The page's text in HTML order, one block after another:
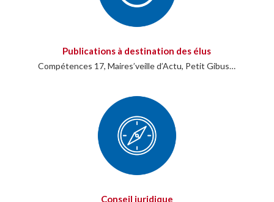
Publications à destination des élus
Compétences 17, Maires’veille d’Actu, Petit Gibus…
Conseil juridique